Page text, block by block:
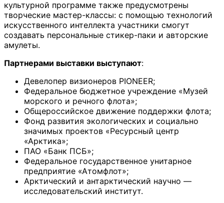
культурной программе также предусмотрены
творческие мастер-классы: с помощью технологий
искусственного интеллекта участники смогут
создавать персональные стикер-паки и авторские
амулеты.
Партнерами выставки выступают:
Девелопер визионеров PIONEER;
Федеральное бюджетное учреждение «Музей
морского и речного флота»;
Общероссийское движение поддержки флота;
Фонд развития экологических и социально
значимых проектов «Ресурсный центр
«Арктика»;
ПАО «Банк ПСБ»;
Федеральное государственное унитарное
предприятие «Атомфлот»;
Арктический и антарктический научно —
исследовательский институт.